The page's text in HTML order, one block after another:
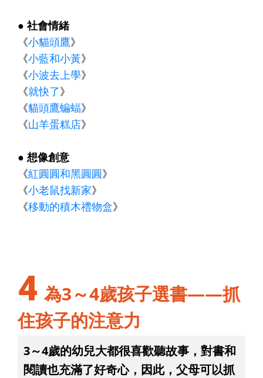
● 社會情緒
《小貓頭鷹》
《小藍和小黃》
《小波去上學》
《就快了》
《貓頭鷹蝙蝠》
《山羊蛋糕店》
● 想像創意
《紅圓圓和黑圓圓》
《小老鼠找新家》
《移動的積木禮物盒》
4 為3～4歲孩子選書——抓
住孩子的注意力
3～4歲的幼兒大都很喜歡聽故事，對書和
閱讀也充滿了好奇心，因此，父母可以抓